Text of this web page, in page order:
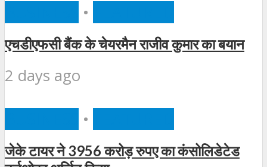
•
एचडीएफसी बैंक के चेयरमैन राजीव कुमार का बयान
2 days ago
•
जेके टायर ने 3956 करोड़ रुपए का कंसोलिडेटेड